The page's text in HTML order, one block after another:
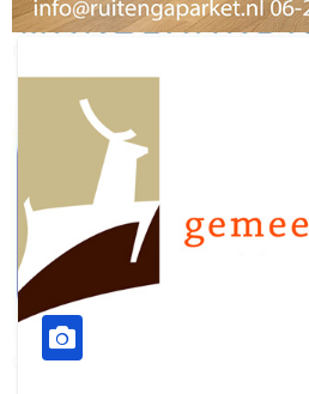
download onzze App